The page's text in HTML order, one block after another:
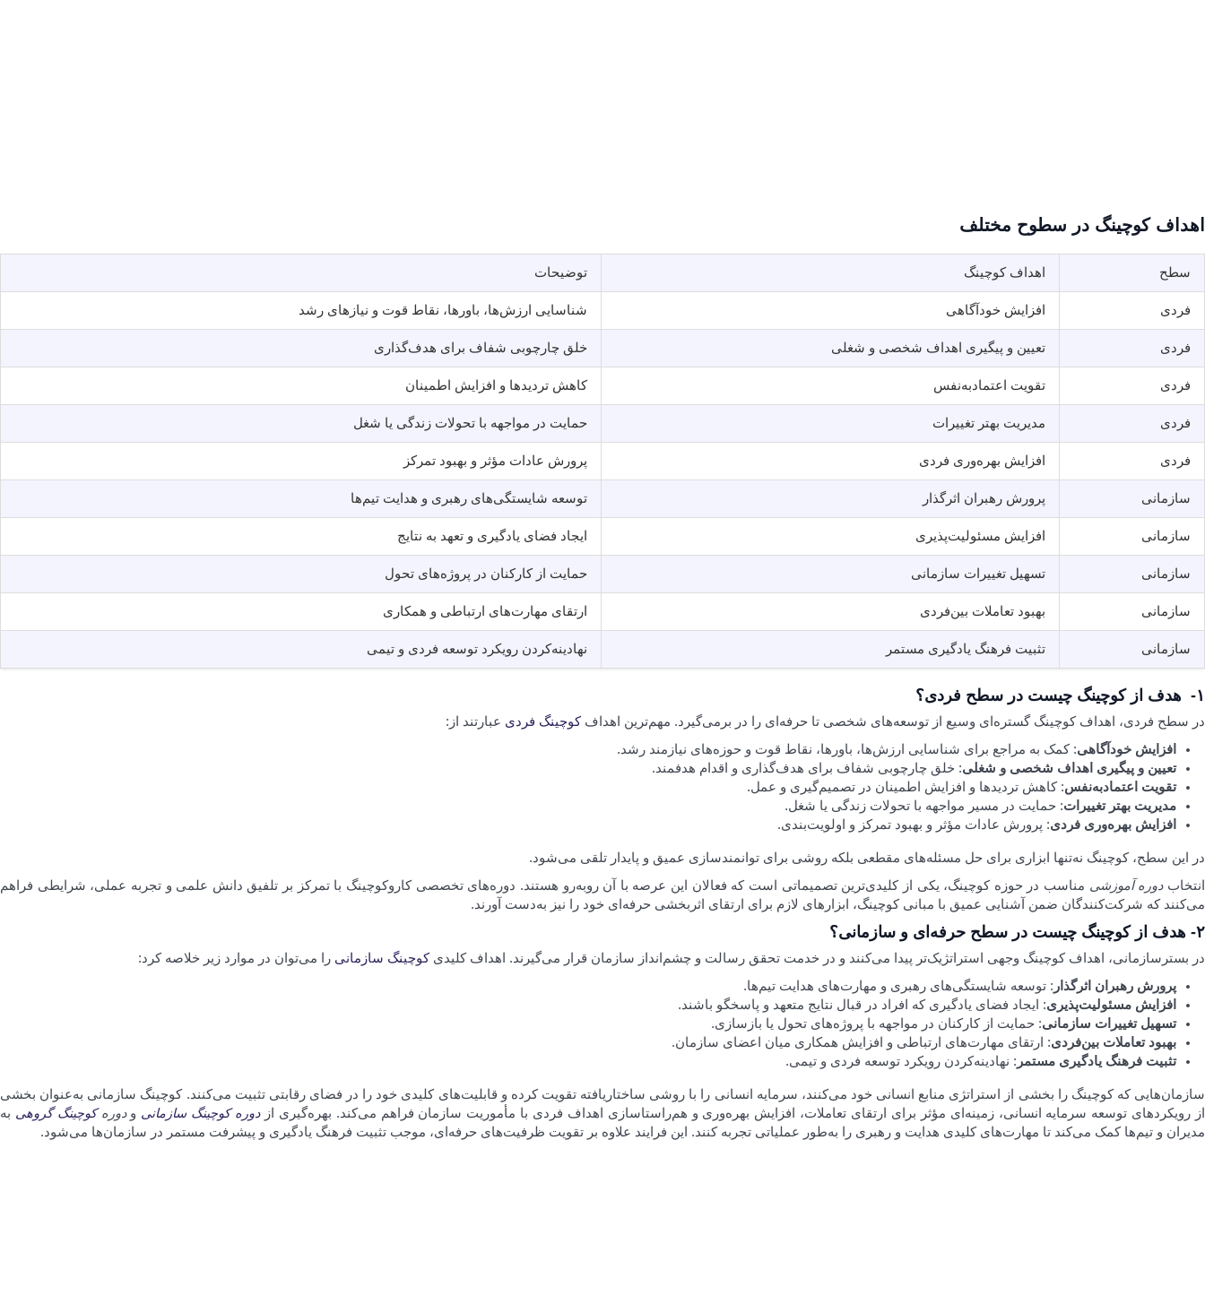
اهداف کوچینگ در سطوح مختلف
سطح اهداف کوچینگ توضیحات
فردی افزایش خودآگاهی شناسایی ارزش‌ها، باورها، نقاط قوت و نیازهای رشد
فردی تعیین و پیگیری اهداف شخصی و شغلی خلق چارچوبی شفاف برای هدف‌گذاری
فردی تقویت اعتمادبه‌نفس کاهش تردیدها و افزایش اطمینان
فردی مدیریت بهتر تغییرات حمایت در مواجهه با تحولات زندگی یا شغل
فردی افزایش بهره‌وری فردی پرورش عادات مؤثر و بهبود تمرکز
سازمانی پرورش رهبران اثرگذار توسعه شایستگی‌های رهبری و هدایت تیم‌ها
سازمانی افزایش مسئولیت‌پذیری ایجاد فضای یادگیری و تعهد به نتایج
سازمانی تسهیل تغییرات سازمانی حمایت از کارکنان در پروژه‌های تحول
سازمانی بهبود تعاملات بین‌فردی ارتقای مهارت‌های ارتباطی و همکاری
سازمانی تثبیت فرهنگ یادگیری مستمر نهادینه‌کردن رویکرد توسعه فردی و تیمی
۱- هدف از کوچینگ چیست در سطح فردی؟
در سطح فردی، اهداف کوچینگ گستره‌ای وسیع از توسعه‌های شخصی تا حرفه‌ای را در برمی‌گیرد. مهم‌ترین اهدافکوچینگ فردی عبارتند از:
افزایش خودآگاهی: کمک به مراجع برای شناسایی ارزش‌ها، باورها، نقاط قوت و حوزه‌های نیازمند رشد.
تعیین و پیگیری اهداف شخصی و شغلی: خلق چارچوبی شفاف برای هدف‌گذاری و اقدام هدفمند.
تقویت اعتمادبه‌نفس: کاهش تردیدها و افزایش اطمینان در تصمیم‌گیری و عمل.
مدیریت بهتر تغییرات: حمایت در مسیر مواجهه با تحولات زندگی یا شغل.
افزایش بهره‌وری فردی: پرورش عادات مؤثر و بهبود تمرکز و اولویت‌بندی.
در این سطح، کوچینگ نه‌تنها ابزاری برای حل مسئله‌های مقطعی بلکه روشی برای توانمندسازی عمیق و پایدار تلقی می‌شود.
انتخابدوره آموزشی مناسب در حوزه کوچینگ، یکی از کلیدی‌ترین تصمیماتی است که فعالان این عرصه با آن روبه‌رو هستند. دوره‌های تخصصی کاروکوچینگ با تمرکز بر تلفیق دانش علمی و تجربه عملی، شرایطی فراهم
می‌کنند که شرکت‌کنندگان ضمن آشنایی عمیق با مبانی کوچینگ، ابزارهای لازم برای ارتقای اثربخشی حرفه‌ای خود را نیز به‌دست آورند.
۲- هدف از کوچینگ چیست در سطح حرفه‌ای و سازمانی؟
در بسترسازمانی، اهداف کوچینگ وجهی استراتژیک‌تر پیدا می‌کنند و در خدمت تحقق رسالت و چشم‌انداز سازمان قرار می‌گیرند. اهداف کلیدیکوچینگ سازمانی را می‌توان در موارد زیر خلاصه کرد:
پرورش رهبران اثرگذار : توسعه شایستگی‌های رهبری و مهارت‌های هدایت تیم‌ها.
افزایش مسئولیت‌پذیری: ایجاد فضای یادگیری که افراد در قبال نتایج متعهد و پاسخگو باشند.
تسهیل تغییرات سازمانی: حمایت از کارکنان در مواجهه با پروژه‌های تحول یا بازسازی.
بهبود تعاملات بین‌فردی: ارتقای مهارت‌های ارتباطی و افزایش همکاری میان اعضای سازمان.
تثبیت فرهنگ یادگیری مستمر : نهادینه‌کردن رویکرد توسعه فردی و تیمی.
سازمان‌هایی که کوچینگ را بخشی از استراتژی منابع انسانی خود می‌کنند، سرمایه انسانی را با روشی ساختاریافته تقویت کرده و قابلیت‌های کلیدی خود را در فضای رقابتی تثبیت می‌کنند. کوچینگ سازمانی به‌عنوان بخشی
از رویکردهای توسعه سرمایه انسانی، زمینه‌ای مؤثر برای ارتقای تعاملات، افزایش بهره‌وری و هم‌راستاسازی اهداف فردی با مأموریت سازمان فراهم می‌کند. بهره‌گیری ازدوره کوچینگ سازمانی ودورهکوچینگ گروهی به
مدیران و تیم‌ها کمک می‌کند تا مهارت‌های کلیدی هدایت و رهبری را به‌طور عملیاتی تجربه کنند. این فرایند علاوه بر تقویت ظرفیت‌های حرفه‌ای، موجب تثبیت فرهنگ یادگیری و پیشرفت مستمر در سازمان‌ها می‌شود.